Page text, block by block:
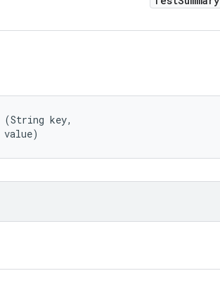
(String key,
value)